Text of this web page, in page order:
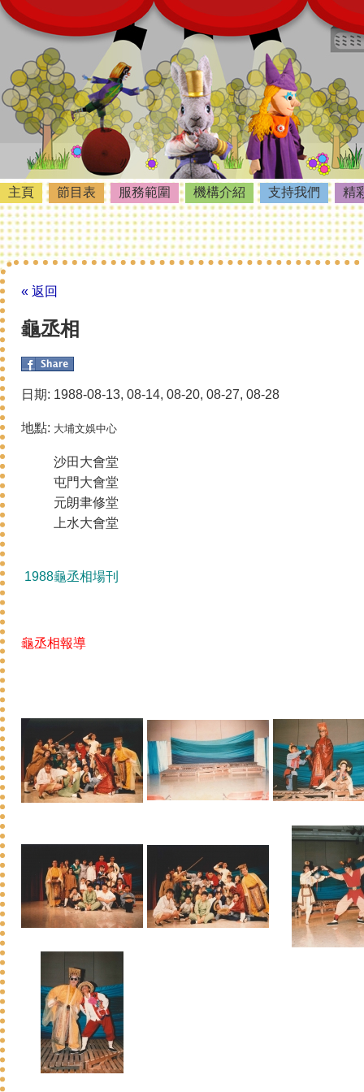
主頁 節目表 服務範圍 機構介紹 支持我們 精
« 返回
龜丞相
日期: 1988-08-13, 08-14, 08-20, 08-27, 08-28
地點: 大埔文娛中心
沙田大會堂
屯門大會堂
元朗聿修堂
上水大會堂
1988龜丞相場刊
龜丞相報導